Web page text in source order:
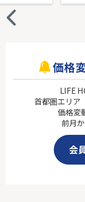
価格
LIFE
首都圏エリア
価格変
前月
会